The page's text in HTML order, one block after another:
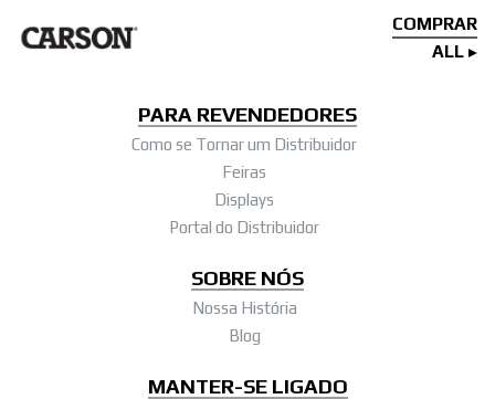
COMPRAR
ALL
PARA REVENDEDORES
Como se Tornar um Distribuidor
Feiras
Displays
Portal do Distribuidor
SOBRE NÓS
Nossa História
Blog
MANTER-SE LIGADO